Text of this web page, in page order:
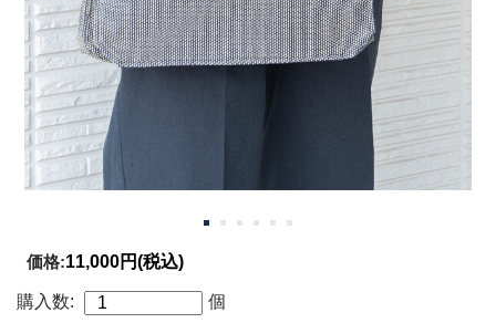
価格:11,000円(税込)
購入数: 個